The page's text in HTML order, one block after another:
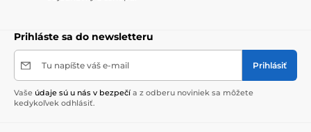
Prihláste sa do newsletteru
Tu napíšte váš e-mail Prihlásiť
Vaše údaje sú u nás v bezpečí a z odberu noviniek sa môžete
kedykoľvek odhlásiť.